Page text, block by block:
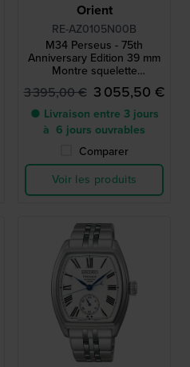
Orient
RE-AZ0105N00B
M34 Perseus - 75th
Anniversary Edition 39 mm
Montre squelette
automatique en édition
limitée avec réserve de
marche
3 395,00 € 3 055,50 €
● Livraison entre 3 jours
à 6 jours ouvrables
Comparer
Voir les produits